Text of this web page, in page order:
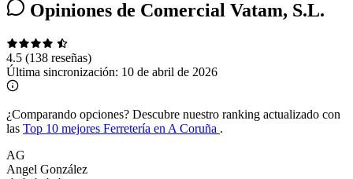
Opiniones de Comercial Vatam, S.L.
4.5 (138 reseñas)
Última sincronización: 10 de abril de 2026
¿Comparando opciones? Descubre nuestro ranking actualizado con
las Top 10 mejores Ferretería en A Coruña .
AG
Angel González